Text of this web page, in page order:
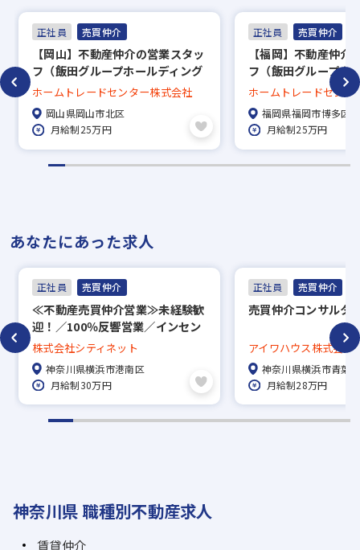
正社員 売買仲介
【岡山】不動産仲介の営業スタッ
フ（飯田グループホールディング
ス）◎平均年収870万円/完全週休
2日
ホームトレードセンター株式会社
岡山県岡山市北区
月給制25万円
正社員 売買仲介
【福岡】不動産仲介
フ（飯田グループホ
ス）◎平均年収870
2日
ホームトレードセンタ
福岡県福岡市博多区
月給制25万円
あなたにあった求人
正社員 売買仲介
≪不動産売買仲介営業≫未経験歓
迎！／100％反響営業／インセン
ティブに上限なし／1年目から年
収1000万円も可能！
株式会社シティネット
神奈川県横浜市港南区
月給制30万円
正社員 売買仲介
売買仲介コンサルタ
アイワハウス株式会社
神奈川県横浜市青葉区
月給制28万円
神奈川県 職種別不動産求人
賃貸仲介